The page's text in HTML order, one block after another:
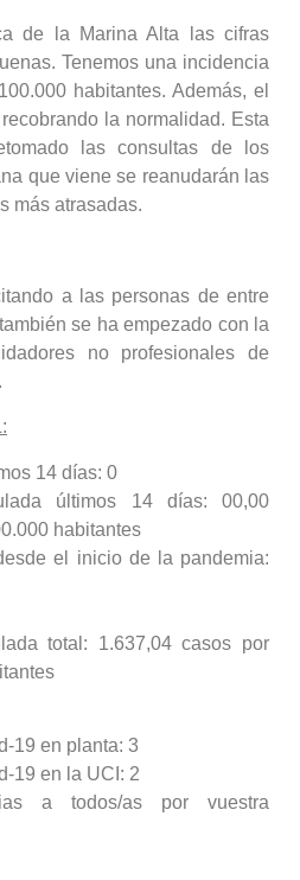
de la Marina Alta las cifras
Tenemos una incidencia
habitantes. Además, el
la normalidad. Esta
las consultas de los
que viene se reanudarán las
más atrasadas.
a las personas de entre
se ha empezado con la
no profesionales de
14 días: 0
últimos 14 días: 00,00
habitantes
el inicio de la pandemia:
total: 1.637,04 casos por
19 en planta: 3
19 en la UCI: 2
a todos/as por vuestra